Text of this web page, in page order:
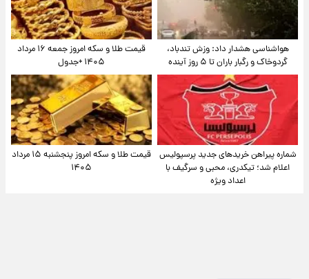
هواشناسی هشدار داد: وزش تندباد،
گردوخاک و رگبار باران تا ۵ روز آینده
قیمت طلا و سکه امروز جمعه ۱۶ مرداد
۱۴۰۵ +جدول
شماره پیراهن خریدهای جدید پرسپولیس
اعلام شد؛ تیکدری، محبی و سرگیف با
اعداد ویژه
قیمت طلا و سکه امروز پنجشنبه ۱۵ مرداد
۱۴۰۵